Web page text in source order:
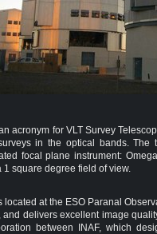
acronym for VLT Survey
in the optical bands.
focal plane instrument:
1 square degree field of view.
located at the ESO Paranal
and delivers excellent image
between INAF, which